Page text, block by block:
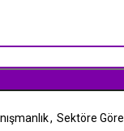
, Sektöre Göre